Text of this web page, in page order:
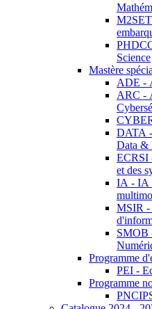
Science
Mastère
ADE -
ARC -
DATA
Data &
ECRSI
et des
IA - IA
MSIR -
SMOB
Programme
PEI -
Programme